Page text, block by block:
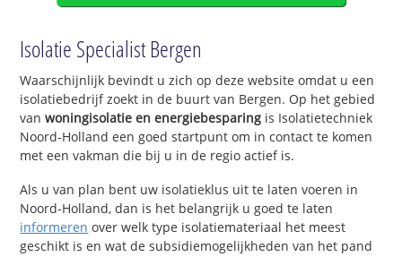
Isolatie Specialist Bergen
Waarschijnlijk bevindt u zich op deze website omdat u een
isolatiebedrijf zoekt in de buurt van Bergen. Op het gebied
vanwoningisolatie en energiebesparing is Isolatietechniek
Noord-Holland een goed startpunt om in contact te komen
met een vakman die bij u in de regio actief is.
Als u van plan bent uw isolatieklus uit te laten voeren in
Noord-Holland, dan is het belangrijk u goed te laten
informeren over welk type isolatiemateriaal het meest
geschikt is en wat de subsidiemogelijkheden van het pand